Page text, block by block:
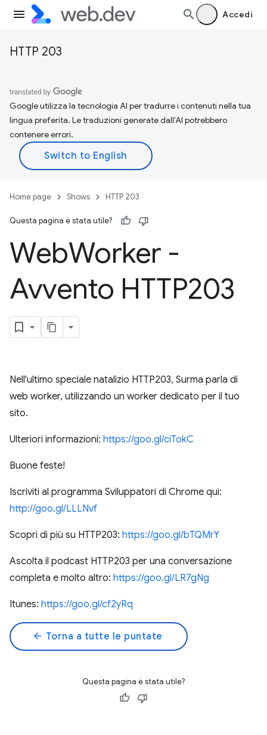
Accedi
HTTP 203
Google utilizza la tecnologia AI per tradurre i contenuti nella tua
lingua preferita. Le traduzioni generate dall'AI potrebbero
contenere errori.
Home page Shows HTTP 203
Questa pagina è stata utile?
WebWorker -
Avvento HTTP203
Nell'ultimo speciale natalizio HTTP203, Surma parla di
web worker, utilizzando un worker dedicato per il tuo
sito.
Ulteriori informazioni: https://goo.gl/ciTokC
Buone feste!
Iscriviti al programma Sviluppatori di Chrome qui:
http://goo.gl/LLLNvf
Scopri di più su HTTP203: https://goo.gl/bTQMrY
Ascolta il podcast HTTP203 per una conversazione
completa e molto altro: https://goo.gl/LR7gNg
Itunes: https://goo.gl/cf2yRq
arrow_back Torna a tutte le puntate
Questa pagina è stata utile?